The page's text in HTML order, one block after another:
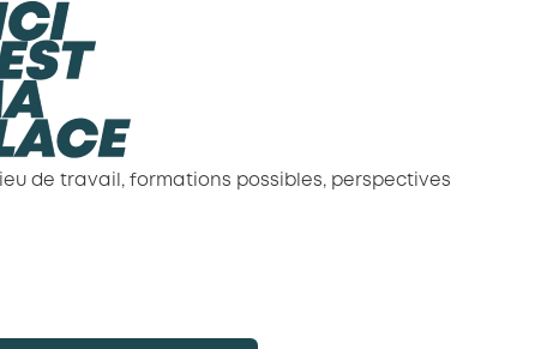
de travail, formations possibles, perspectives